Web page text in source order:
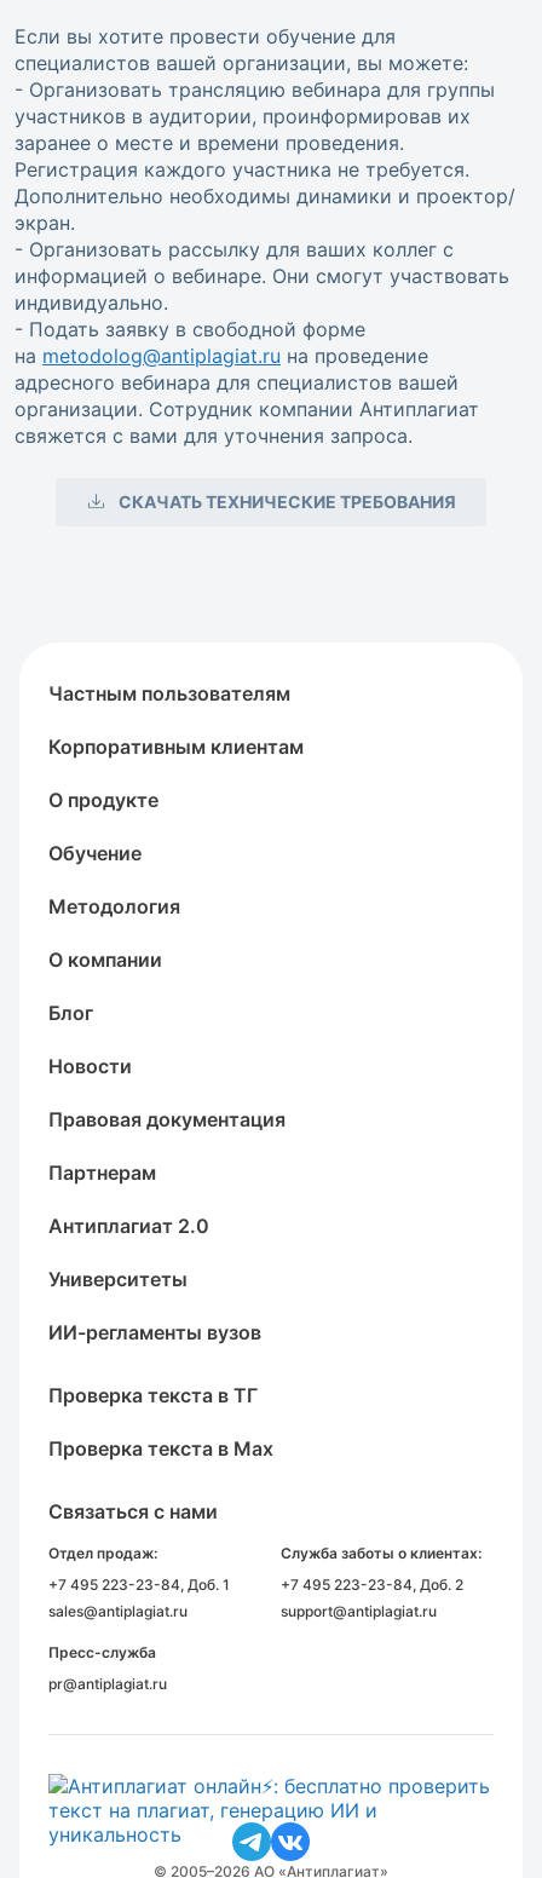
Если вы хотите провести обучение для
специалистов вашей организации, вы можете:
- Организовать трансляцию вебинара для группы
участников в аудитории, проинформировав их
заранее о месте и времени проведения.
Регистрация каждого участника не требуется.
Дополнительно необходимы динамики и проектор/
экран.
- Организовать рассылку для ваших коллег с
информацией о вебинаре. Они смогут участвовать
индивидуально.
- Подать заявку в свободной форме
на metodolog@antiplagiat.ru на проведение
адресного вебинара для специалистов вашей
организации. Сотрудник компании Антиплагиат
свяжется с вами для уточнения запроса.
СКАЧАТЬ ТЕХНИЧЕСКИЕ ТРЕБОВАНИЯ
Частным пользователям
Корпоративным клиентам
О продукте
Обучение
Методология
О компании
Блог
Новости
Правовая документация
Партнерам
Антиплагиат 2.0
Университеты
ИИ-регламенты вузов
Проверка текста в ТГ
Проверка текста в Max
Связаться с нами
Отдел продаж:
+7 495 223-23-84, Доб. 1
sales@antiplagiat.ru
Служба заботы о клиентах:
+7 495 223-23-84, Доб. 2
support@antiplagiat.ru
Пресс-служба
pr@antiplagiat.ru
© 2005–2026 АО «Антиплагиат»